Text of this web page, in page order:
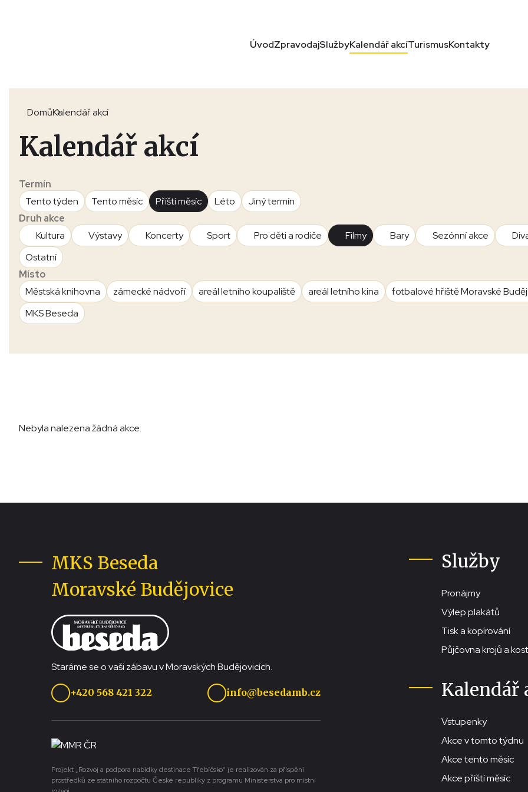
ÚvodZpravodajSlužbyKalendář akcíTurismusKontakty
DomůKalendář akcí
Kalendář akcí
Termín
Tento týden
Tento měsíc Příští měsíc Léto
Jiný termín
Druh akce
Kultura
Výstavy Koncerty Sport Pro děti a rodiče Filmy Bary Sezónní akce
Ostatní
Místo
Městská knihovna
zámecké nádvoří areál letního koupaliště areál letního kina
fotbalové hřiště Moravské
MKS Beseda
Nebyla nalezena žádná akce.
MKS Beseda
Moravské Budějovice
Staráme se o vaši zábavu v Moravských Budějovicích.
+420 568 421 322 info@besedamb.cz
Projekt „Rozvoj a podpora nabídky destinace Třebíčsko“ je realizován za přispění
prostředků ze státního rozpočtu České republiky z programu Ministerstva pro místní
Služby
Pronájmy
Výlep plakátů
Tisk a kopírování
Půjčovna krojů a
Kalendář
Vstupenky
Akce v tomto týdnu
Akce tento měsíc
Akce příští měsíc